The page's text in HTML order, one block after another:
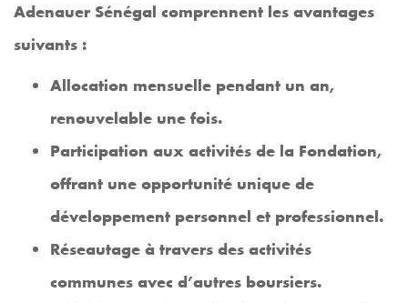
Adenauer Sénégal comprennent les avantages
suivants :
Allocation mensuelle pendant un an,
renouvelable une fois.
Participation aux activités de la Fondation,
offrant une opportunité unique de
développement personnel et professionnel.
Réseautage à travers des activités
communes avec d’autres boursiers.